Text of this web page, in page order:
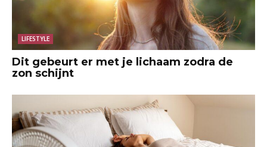
LIFESTYLE
Dit gebeurt er met je lichaam zodra de
zon schijnt